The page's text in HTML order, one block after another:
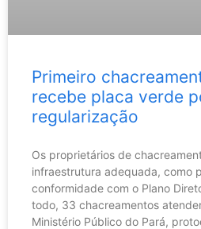
Primeiro
recebe placa verde
regularização
Os proprietários de
infraestrutura adequada, como
conformidade com o Plano
todo, 33 chacreamentos
Ministério Público do Pará,